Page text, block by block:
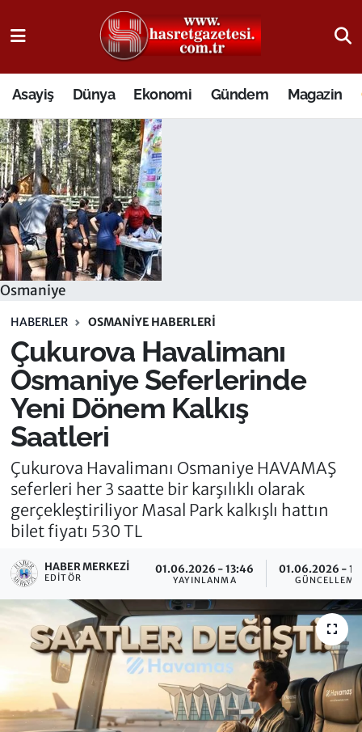
Asayiş Dünya Ekonomi Gündem Magazin
Osmaniye
HABERLER OSMANIYE HABERLERI
Çukurova Havalimanı
Osmaniye Seferlerinde
Yeni Dönem Kalkış
Saatleri
Çukurova Havalimanı Osmaniye HAVAMAŞ
seferleri her 3 saatte bir karşılıklı olarak
gerçekleştiriliyor Masal Park kalkışlı hattın
bilet fiyatı 530 TL
HABER MERKEZI
EDITÖR
01.06.2026 - 13:46
YAYINLANMA
01.06.2026 -
GÜNCELLEME
Osmaniye Nöbetçi Eczaneler
Osmaniye Hava Durumu
Osmaniye Trafik Yoğunluk Haritası
Süper Lig Puan Durumu ve Fikstür
Tüm Manşetler
Son Dakika Haberleri